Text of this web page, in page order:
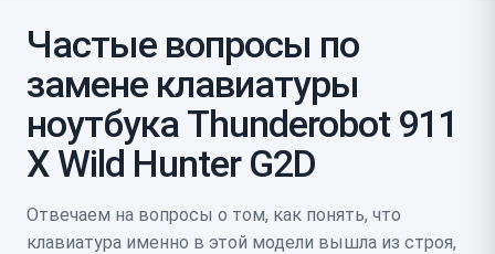
Частые вопросы по
замене клавиатуры
ноутбука Thunderobot 911
X Wild Hunter G2D
Отвечаем на вопросы о том, как понять, что
клавиатура именно в этой модели вышла из строя,